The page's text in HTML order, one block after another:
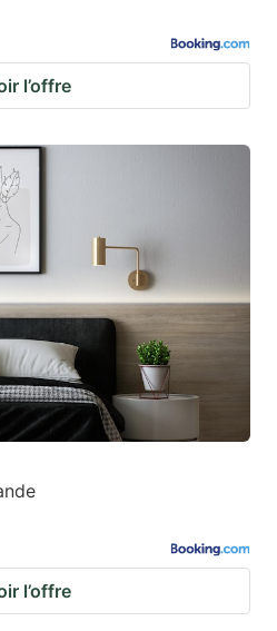
l’offre
l’offre